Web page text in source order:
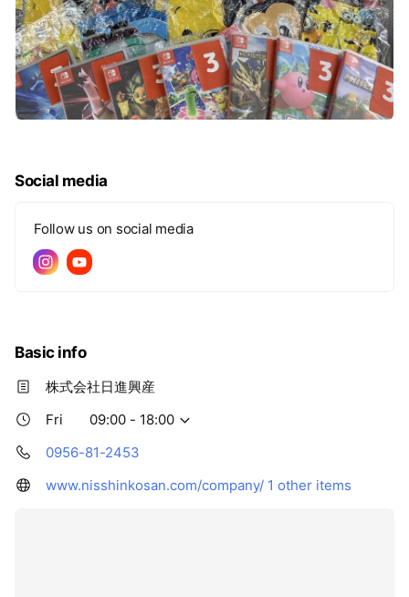
Social media
Follow us on social media
Basic info
株式会社日進興産
Fri
09:00 - 18:00
0956-81-2453
www.nisshinkosan.com/company/ 1 other items